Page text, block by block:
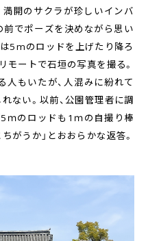
開のサクラが珍しいインバ
でポーズを決めながら思い
5mのロッドを上げたり降ろ
モートで石垣の写真を撮る。
人もいたが、人混みに紛れて
ない。以前、公園管理者に調
ｍのロッドも1ｍの自撮り棒
がうか」とおおらかな返答。